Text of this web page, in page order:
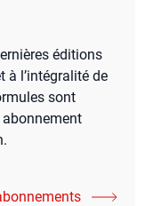
éditions
à l’intégralité de
sont